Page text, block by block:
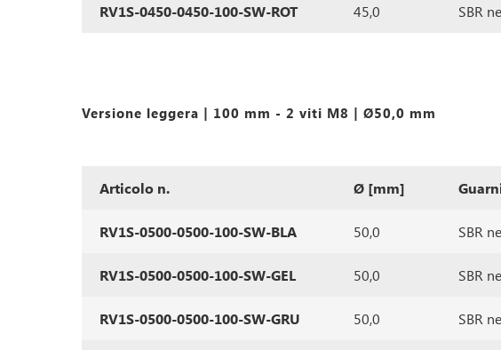
RV1S-0450-0450-100-SW-ROT 45,0 SBR
Versione leggera | 100 mm - 2 viti M8 | Ø50,0 mm
Articolo n. Ø [mm]
RV1S-0500-0500-100-SW-BLA 50,0 SBR
RV1S-0500-0500-100-SW-GEL 50,0 SBR
RV1S-0500-0500-100-SW-GRU 50,0 SBR